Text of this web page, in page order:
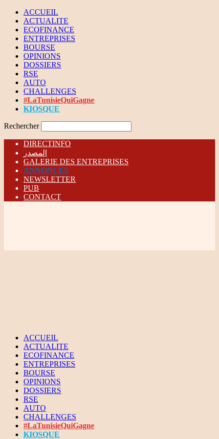
ACCUEIL
ACTUALITE
ECOFINANCE
ENTREPRISES
BOURSE
OPINIONS
DOSSIERS
RSE
AUTO
CHALLENGES
#LaTunisieQuiGagne
KIOSQUE
Rechercher
DIRECTINFO
المصدر
GALERIE DES ENTREPRISES
ANNONCES
NEWSLETTER
PUB
CONTACT
ACCUEIL
ACTUALITE
ECOFINANCE
ENTREPRISES
BOURSE
OPINIONS
DOSSIERS
RSE
AUTO
CHALLENGES
#LaTunisieQuiGagne
KIOSQUE